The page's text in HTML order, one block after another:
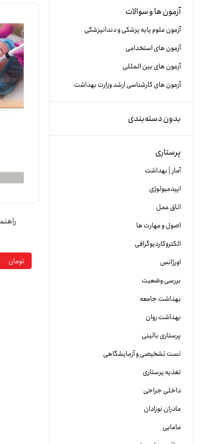
آزمون ها و سوالات
آزمون علوم پایه پزشکی و دندانپزشکی
آزمون های استخدامی
آزمون های بین المللی
آزمون های کارشناسی ارشد وزارت بهداشت
بدون دسته‌بندی
پرستاری
آمار | بهداشت
اپیدمیولوژی
اتاق عمل
اصول و مهارت ها
الکتروکاردیوگرافی
اورژانس
بررسی وضعیت
بهداشت جامعه
بهداشت روان
پرستاری بالینی
تست تشخیصی و آزمایشگاهی
تغذیه پرستاری
داخلی جراحی
مادران نوزادان
مامایی
تومان